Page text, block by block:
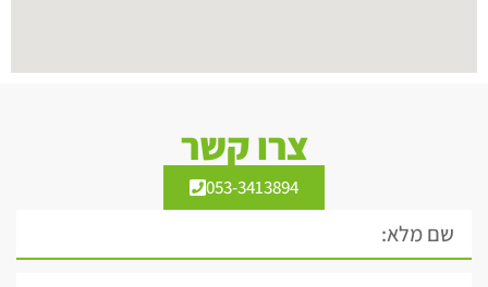
צרו קשר
053-3413894